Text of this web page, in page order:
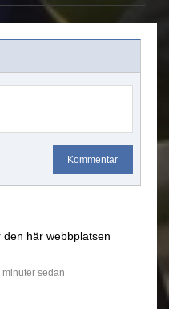
Kommentar
den här webbplatsen
minuter sedan